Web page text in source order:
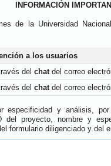
INFORMACIÓN
de la Universidad
a los usuarios
del chatdel correo
del chatdel correo
especificidad y análisis,
proyecto, nombre y
formulario diligenciado y del